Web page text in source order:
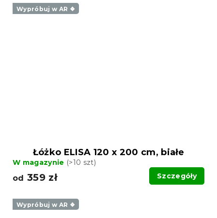
Wypróbuj w AR ❖
Łóżko ELISA 120 x 200 cm, białe
W magazynie (>10 szt)
od 359 zł Szczegóły
Wypróbuj w AR ❖